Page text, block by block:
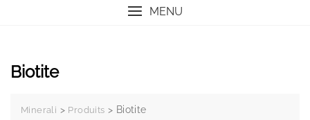
MENU
Biotite
Minerali > Produits > Biotite